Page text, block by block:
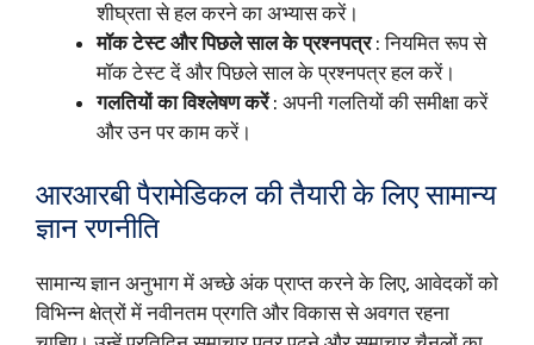
शीघ्रता से हल करने का अभ्यास करें।
मॉक टेस्ट और पिछले साल के प्रश्नपत्र: नियमित रूप से
मॉक टेस्ट दें और पिछले साल के प्रश्नपत्र हल करें।
गलतियों का विश्लेषण करें: अपनी गलतियों की समीक्षा करें
और उन पर काम करें।
आरआरबी पैरामेडिकल की तैयारी के लिए सामान्य
ज्ञान रणनीति
सामान्य ज्ञान अनुभाग में अच्छे अंक प्राप्त करने के लिए, आवेदकों को
विभिन्न क्षेत्रों में नवीनतम प्रगति और विकास से अवगत रहना